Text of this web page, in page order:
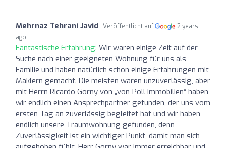
Mehrnaz Tehrani Javid Veröffentlicht auf
2 years
ago
Fantastische Erfahrung: Wir waren einige Zeit auf der
Suche nach einer geeigneten Wohnung für uns als
Familie und haben natürlich schon einige Erfahrungen mit
Maklern gemacht. Die meisten waren unzuverlässig, aber
mit Herrn Ricardo Gorny von „von-Poll Immobilien“ haben
wir endlich einen Ansprechpartner gefunden, der uns vom
ersten Tag an zuverlässig begleitet hat und wir haben
endlich unsere Traumwohnung gefunden, denn
Zuverlässigkeit ist ein wichtiger Punkt, damit man sich